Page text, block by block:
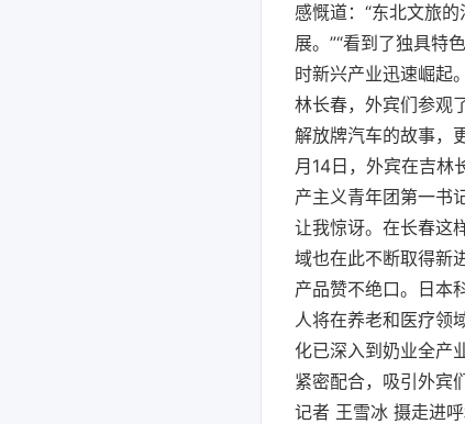
感慨道：“东北文旅
展。”“看到了独具特
时新兴产业迅速崛起
林长春，外宾们参观
解放牌汽车的故事
月14日，外宾在吉林
产主义青年团第一书
让我惊讶。在长春这
域也在此不断取得新
产品赞不绝口。日本
人将在养老和医疗领
化已深入到奶业全产
紧密配合，吸引外宾
记者 王雪冰 摄走进